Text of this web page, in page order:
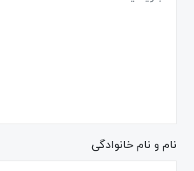
نام و نام خانوادگی